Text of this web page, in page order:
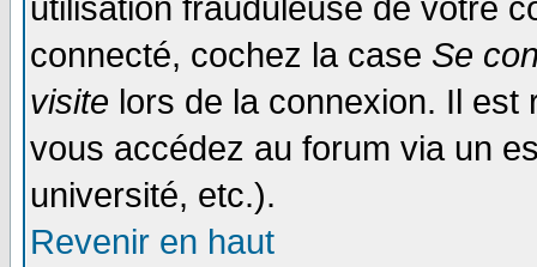
utilisation frauduleuse de votre
connecté, cochez la case Se
visite lors de la connexion. Il
vous accédez au forum via un
université, etc.).
Revenir en haut